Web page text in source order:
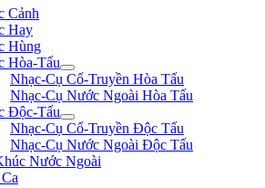
Cảnh
Hay
Hùng
Hòa-Tấu
Nhạc-Cụ Cổ-Truyền Hòa Tấu
Nhạc-Cụ Nước Ngoài Hòa Tấu
Độc-Tấu
Nhạc-Cụ Cổ-Truyền Độc Tấu
Nhạc-Cụ Nước Ngoài Độc Tấu
Nước Ngoài